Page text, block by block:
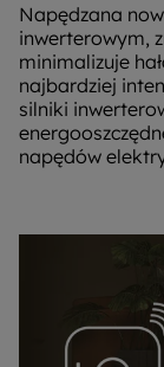
Napędzana
inwerterowym,
minimalizuje
najbardziej
silniki
napędów